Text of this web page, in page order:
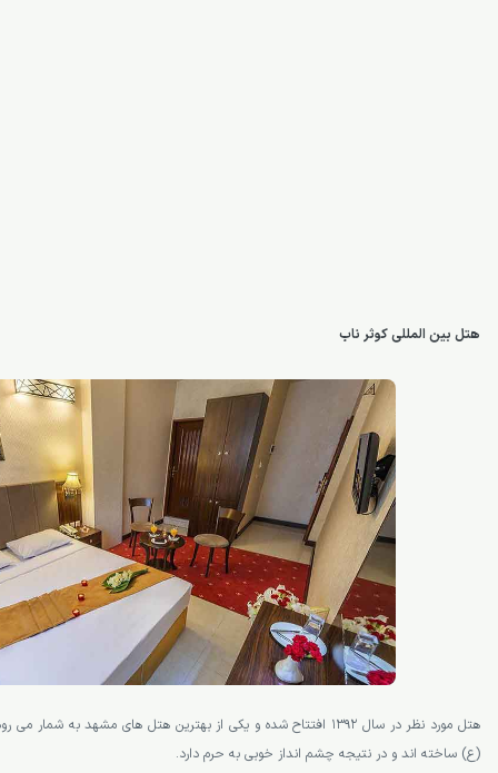
هتل بین المللی کوثر ناب
هتل مورد نظر در سال 1392 افتتاح شده و یکی از بهترین هتل های مشهد به
(ع) ساخته اند و در نتیجه چشم انداز خوبی به حرم دارد.